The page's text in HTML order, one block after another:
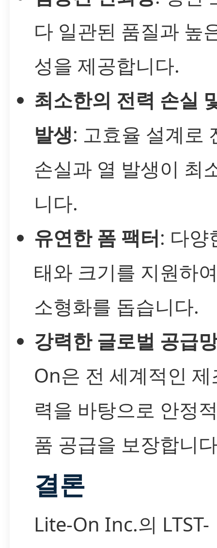
다 일관된 품질과 높
성을 제공합니다.
최소한의 전력 손실
발생: 고효율 설계로
손실과 열 발생이 최
니다.
유연한 폼 팩터: 다양
태와 크기를 지원하
소형화를 돕습니다.
강력한 글로벌 공급
On은 전 세계적인 제
력을 바탕으로 안정
품 공급을 보장합니
결론
Lite-On Inc.의 LTST-